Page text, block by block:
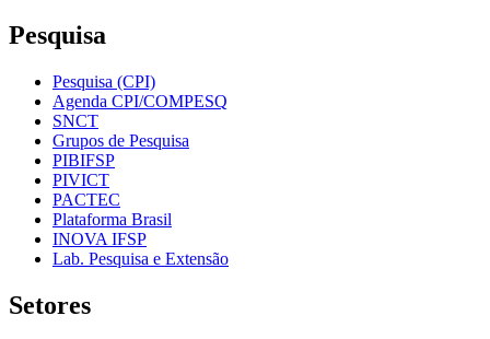
Pesquisa
Pesquisa (CPI)
Agenda CPI/COMPESQ
SNCT
Grupos de Pesquisa
PIBIFSP
PIVICT
PACTEC
Plataforma Brasil
INOVA IFSP
Lab. Pesquisa e Extensão
Setores